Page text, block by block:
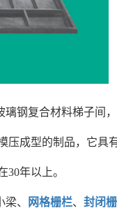
璃钢复合材料梯子间
压成型的制品，它具
年以上。
、 网格栅栏、 封闭